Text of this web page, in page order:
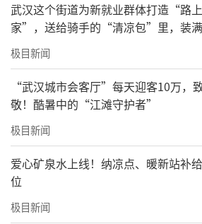
送上儿童节礼物。通
这次等候，缘于一次妈妈们和
休一所的爱心妈妈们心系留守
成长，她们利用自己的休息
到自己身边，让自己的孩子和
耍，让留守儿童更多的感受到
时茵茵羡慕地说：“我也好想
啊，可是我爸爸妈妈在外地打
武汉这个街道为新就业群体打造“路
家”，送给骑手的“清凉包”里，装
城市的善意与细节
极目新闻
“武汉城市会客厅”每天迎客10万，
敬！酷暑中的“江滩守护者”
极目新闻
爱心矿泉水上线！纳凉点、暖新站补
位
极目新闻